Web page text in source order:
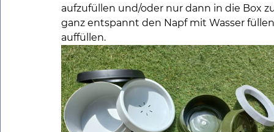
aufzufüllen und/oder nur dann in die Box
ganz entspannt den Napf mit Wasser
auffüllen.